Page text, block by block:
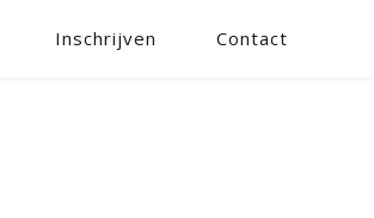
Inschrijven Contact